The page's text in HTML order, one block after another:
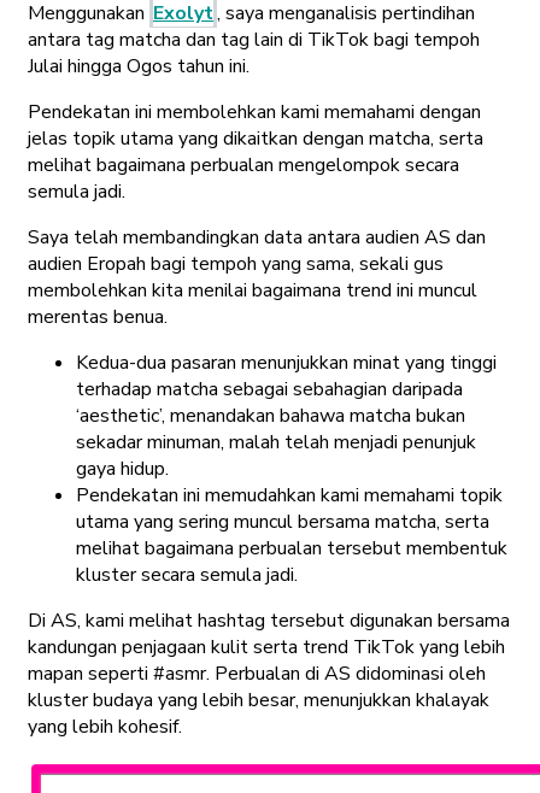
Menggunakan Exolyt, saya menganalisis pertindihan
antara tag matcha dan tag lain di TikTok bagi tempoh
Julai hingga Ogos tahun ini.
Pendekatan ini membolehkan kami memahami dengan
jelas topik utama yang dikaitkan dengan matcha, serta
melihat bagaimana perbualan mengelompok secara
semula jadi.
Saya telah membandingkan data antara audien AS dan
audien Eropah bagi tempoh yang sama, sekali gus
membolehkan kita menilai bagaimana trend ini muncul
merentas benua.
Kedua-dua pasaran menunjukkan minat yang tinggi
terhadap matcha sebagai sebahagian daripada
‘aesthetic’, menandakan bahawa matcha bukan
sekadar minuman, malah telah menjadi penunjuk
gaya hidup.
Pendekatan ini memudahkan kami memahami topik
utama yang sering muncul bersama matcha, serta
melihat bagaimana perbualan tersebut membentuk
kluster secara semula jadi.
Di AS, kami melihat hashtag tersebut digunakan bersama
kandungan penjagaan kulit serta trend TikTok yang lebih
mapan seperti #asmr. Perbualan di AS didominasi oleh
kluster budaya yang lebih besar, menunjukkan khalayak
yang lebih kohesif.